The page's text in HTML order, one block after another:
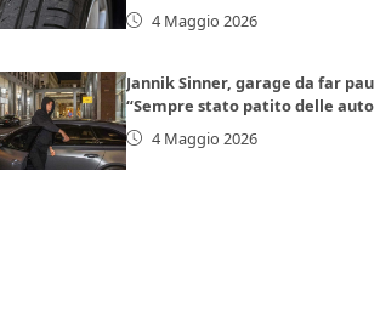
4 Maggio 2026
Jannik Sinner, garage da far
“Sempre stato patito delle
4 Maggio 2026